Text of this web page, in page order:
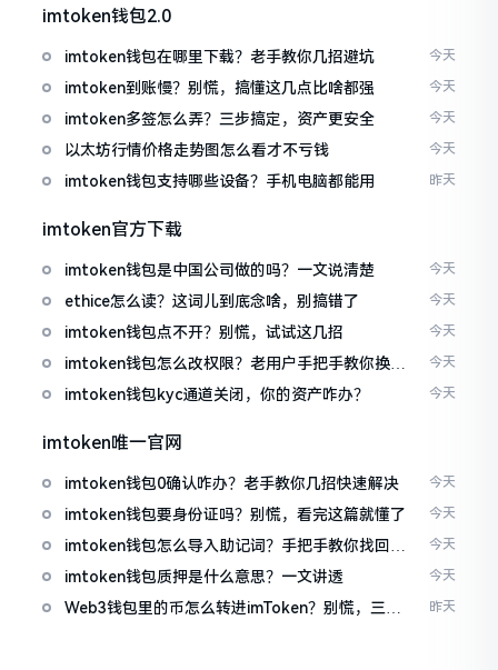
imtoken钱包2.0
imtoken钱包在哪里下载？老手教你几招避坑 今天
imtoken到账慢？别慌，搞懂这几点比啥都强 今天
imtoken多签怎么弄？三步搞定，资产更安全 今天
以太坊行情价格走势图怎么看才不亏钱 今天
imtoken钱包支持哪些设备？手机电脑都能用 昨天
imtoken官方下载
imtoken钱包是中国公司做的吗？一文说清楚 今天
ethice怎么读？这词儿到底念啥，别搞错了 今天
imtoken钱包点不开？别慌，试试这几招 今天
imtoken钱包怎么改权限？老用户手把手教你换主
人
今天
imtoken钱包kyc通道关闭，你的资产咋办？ 今天
imtoken唯一官网
imtoken钱包0确认咋办？老手教你几招快速解决 今天
imtoken钱包要身份证吗？别慌，看完这篇就懂了 今天
imtoken钱包怎么导入助记词？手把手教你找回资
产
今天
imtoken钱包质押是什么意思？一文讲透 今天
Web3钱包里的币怎么转进imToken？别慌，三步
昨天